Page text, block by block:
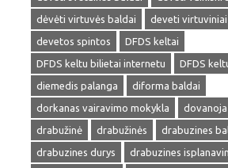
dėvėti virtuvės baldai
deveti
devetos spintos
DFDS keltai
DFDS keltu bilietai internetu
DFDS
diemedis palanga
diforma baldai
dorkanas vairavimo mokykla
drabužinė
drabužinės
drabuzines
drabuzines durys
drabuzines